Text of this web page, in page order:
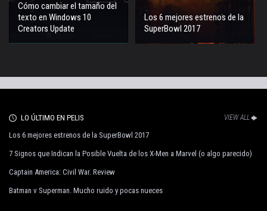
Cómo cambiar el tamaño del
texto en Windows 10
Creators Update
Los 6 mejores estrenos de la
SuperBowl 2017
LO ÚLTIMO EN PELIS VIEW ALL
Los 6 mejores estrenos de la SuperBowl 2017
7 Signos que Indican la Posible Vuelta de los X-Men a Marvel (o algo parecido)
Captain America: Civil War. Review
Batman v Superman. Mucho ruido y pocas nueces